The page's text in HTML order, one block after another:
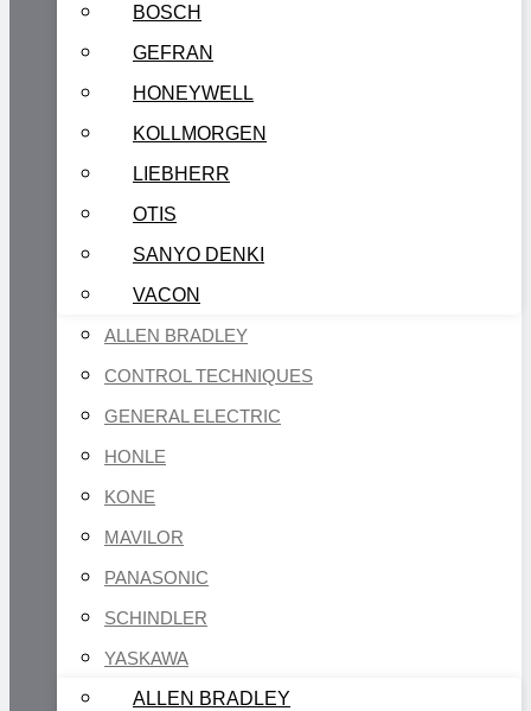
BOSCH
GEFRAN
HONEYWELL
KOLLMORGEN
LIEBHERR
OTIS
SANYO DENKI
VACON
ALLEN BRADLEY
CONTROL TECHNIQUES
GENERAL ELECTRIC
HONLE
KONE
MAVILOR
PANASONIC
SCHINDLER
YASKAWA
ALLEN BRADLEY